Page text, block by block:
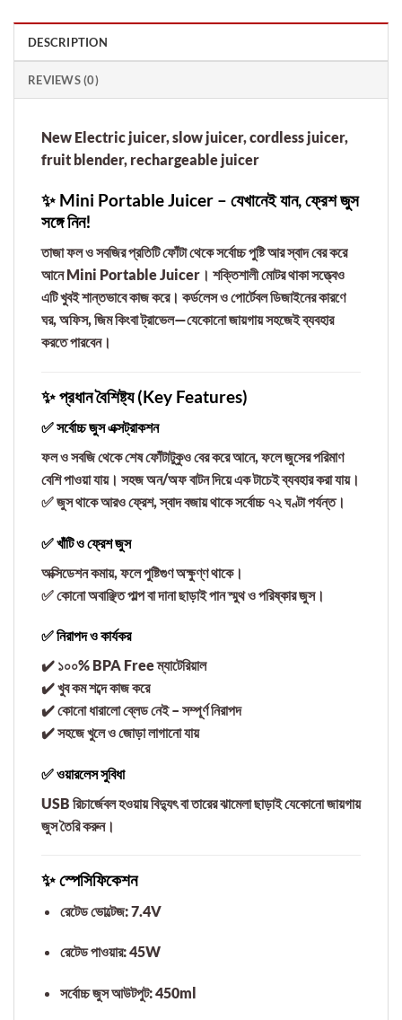
DESCRIPTION
REVIEWS (0)
New Electric juicer, slow juicer, cordless juicer,
fruit blender, rechargeable juicer
✨ Mini Portable Juicer – যেখানেই যান, ফ্রেশ জুস
সঙ্গে নিন!
তাজা ফল ও সবজির প্রতিটি ফোঁটা থেকে সর্বোচ্চ পুষ্টি আর স্বাদ বের করে
আনেMini Portable Juicer । শক্তিশালী মোটর থাকা সত্ত্বেও
এটি খুবই শান্তভাবে কাজ করে। কর্ডলেস ও পোর্টেবল ডিজাইনের কারণে
ঘর, অফিস, জিম কিংবা ট্রাভেল—যেকোনো জায়গায় সহজেই ব্যবহার
করতে পারবেন।
✨ প্রধান বৈশিষ্ট্য (Key Features)
✅ সর্বোচ্চ জুস এক্সট্রাকশন
ফল ও সবজি থেকে শেষ ফোঁটাটুকুও বের করে আনে, ফলে জুসের পরিমাণ
বেশি পাওয়া যায়। সহজ অন/অফ বাটন দিয়ে এক টাচেই ব্যবহার করা যায়।
✅ জুস থাকে আরও ফ্রেশ, স্বাদ বজায় থাকে সর্বোচ্চ৭২ ঘণ্টাপর্যন্ত।
✅ খাঁটি ও ফ্রেশ জুস
অক্সিডেশন কমায়, ফলে পুষ্টিগুণ অক্ষুণ্ণ থাকে।
✅ কোনো অবাঞ্ছিত পাল্প বা দানা ছাড়াই পানস্মুথ ও পরিষ্কার জুস।
✅ নিরাপদ ও কার্যকর
✔️ ১০০% BPA Freeম্যাটেরিয়াল
✔️ খুব কম শব্দে কাজ করে
✔️ কোনো ধারালো ব্লেড নেই – সম্পূর্ণ নিরাপদ
✔️ সহজে খুলে ও জোড়া লাগানো যায়
✅ ওয়ারলেস সুবিধা
USB রিচার্জেবল হওয়ায় বিদ্যুৎ বা তারের ঝামেলা ছাড়াই যেকোনো জায়গায়
জুস তৈরি করুন।
✨ স্পেসিফিকেশন
রেটেড ভোল্টেজ: 7.4V
রেটেড পাওয়ার: 45W
সর্বোচ্চ জুস আউটপুট: 450ml